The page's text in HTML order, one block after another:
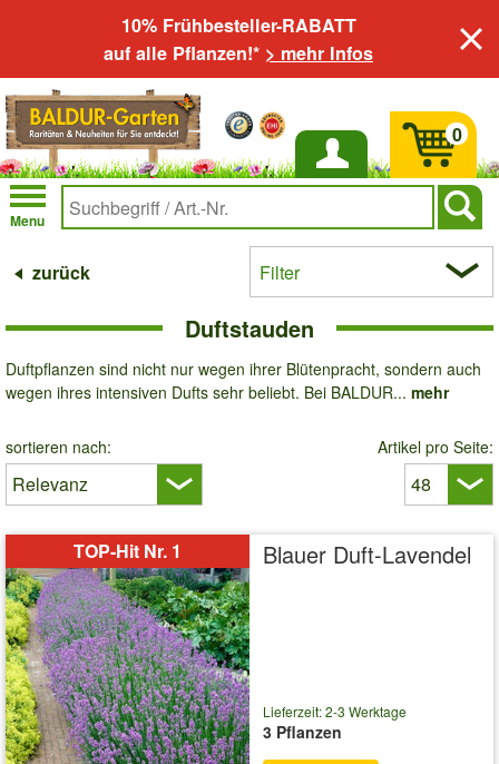
10% Frühbesteller-RABATT
auf alle Pflanzen!* > mehr Infos
Anmelden
Menu
0
zurück Filter
Duftstauden
Duftpflanzen sind nicht nur wegen ihrer Blütenpracht, sondern auch
wegen ihres intensiven Dufts sehr beliebt. Bei BALDUR... mehr
sortieren nach: Artikel pro Seite:
TOP-Hit Nr. 1 Blauer Duft-Lavendel
Lieferzeit: 2-3 Werktage
3 Pflanzen